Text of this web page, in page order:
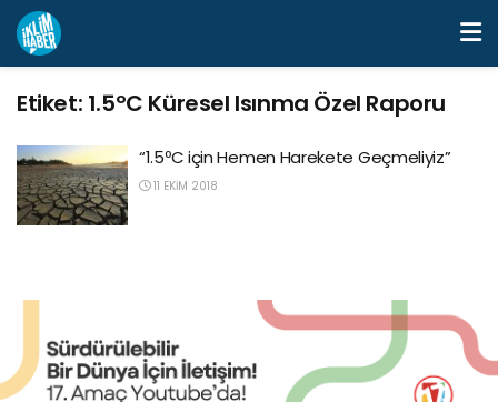
Etiket: 1.5ºC Küresel Isınma Özel Raporu
“1.5ºC için Hemen Harekete Geçmeliyiz”
11 EKIM 2018